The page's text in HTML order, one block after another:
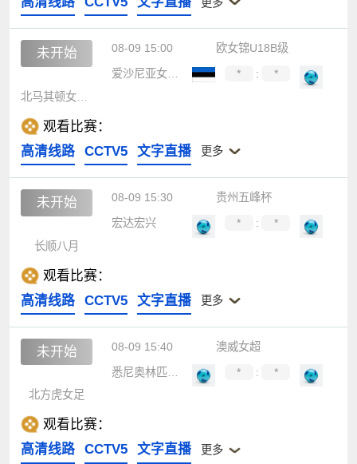
未开始 08-09 15:00
欧女锦U18B级
爱沙尼亚女篮U18
* :
*
观看比赛：
高清线路
CCTV5 文字直播 更多
未开始 08-09 15:30
贵州五峰杯
宏达宏兴
* :
*
长顺八月
观看比赛：
高清线路
CCTV5 文字直播 更多
未开始 08-09 15:40
澳威女超
悉尼奥林匹克女足
* :
*
北方虎女足
观看比赛：
高清线路
CCTV5 文字直播 更多